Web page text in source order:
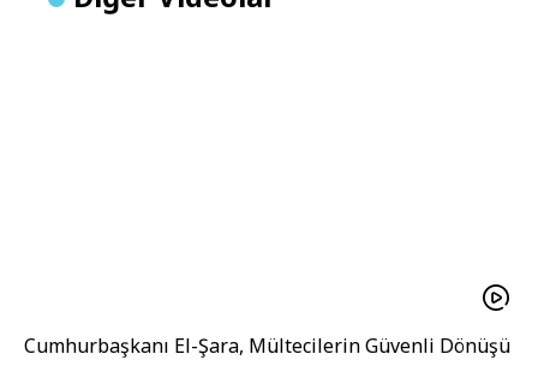
Cumhurbaşkanı El-Şara, Mültecilerin Güvenli Dönüşü